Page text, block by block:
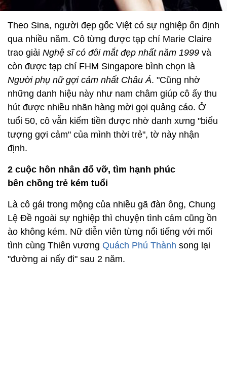
Theo Sina, người đẹp gốc Việt có sự nghiệp ổn định
qua nhiều năm. Cô từng được tạp chí Marie Claire
trao giải Nghệ sĩ có đôi mắt đẹp nhất năm 1999 và
còn được tạp chí FHM Singapore bình chọn là
Người phụ nữ gợi cảm nhất Châu Á. "Cũng nhờ
những danh hiệu này như nam châm giúp cô ấy thu
hút được nhiều nhãn hàng mời gọi quảng cáo. Ở
tuổi 50, cô vẫn kiếm tiền được nhờ danh xưng "biểu
tượng gợi cảm" của mình thời trẻ", tờ này nhận
định.
2 cuộc hôn nhân đổ vỡ, tìm hạnh phúc
bên chồng trẻ kém tuổi
Là cô gái trong mộng của nhiều gã đàn ông, Chung
Lệ Đề ngoài sự nghiệp thì chuyện tình cảm cũng ồn
ào không kém. Nữ diễn viên từng nổi tiếng với mối
tình cùng Thiên vương Quách Phú Thành song lại
"đường ai nấy đi" sau 2 năm.